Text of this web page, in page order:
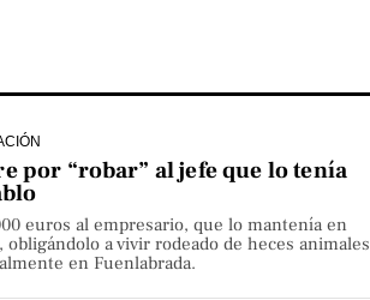
por “robar” al jefe que lo tenía
euros al empresario, que lo mantenía en
a vivir rodeado de heces animales
en Fuenlabrada.